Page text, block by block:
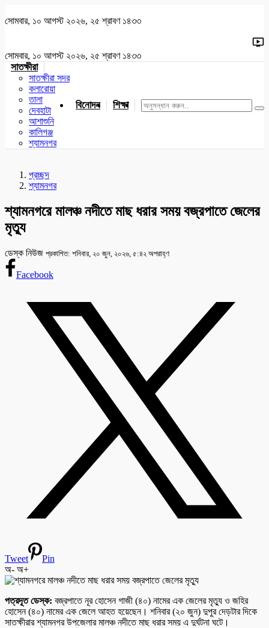
সোমবার, ১০ আগস্ট ২০২৬, ২৫ শ্রাবণ ১৪৩৩
সোমবার, ১০ আগস্ট ২০২৬, ২৫ শ্রাবণ ১৪৩৩
সাতক্ষীরা
সাতক্ষীরা সদর
কলারোয়া
তালা
দেবহাটা
আশাশুনি
কালিগঞ্জ
শ্যামনগর
বিনোদন শিক্ষা খেলাধুলা জাতীয় যশোর
প্রচ্ছদ
শ্যামনগর
শ্যামনগরে মালঞ্চ নদীতে মাছ ধরার সময় বজ্রপাতে জেলের
মৃত্যু
ডেস্ক নিউজ প্রকাশিত: শনিবার, ২০ জুন, ২০২৬, ৫:৪২ অপরাহ্ণ
Facebook
Tweet
Pin
অ- অ+
পত্রদূত ডেস্ক: বজ্রপাতে নূর হোসেন গাজী (৪০) নামের এক জেলের মৃত্যু ও জহির
হোসেন (৪০) নামের এক জেলে আহত হয়েছেন। শনিবার (২০ জুন) দুপুর দেড়টার দিকে
সাতক্ষীরার শ্যামনগর উপজেলার মালঞ্চ নদীতে মাছ ধরার সময় এ দুর্ঘটনা ঘটে।